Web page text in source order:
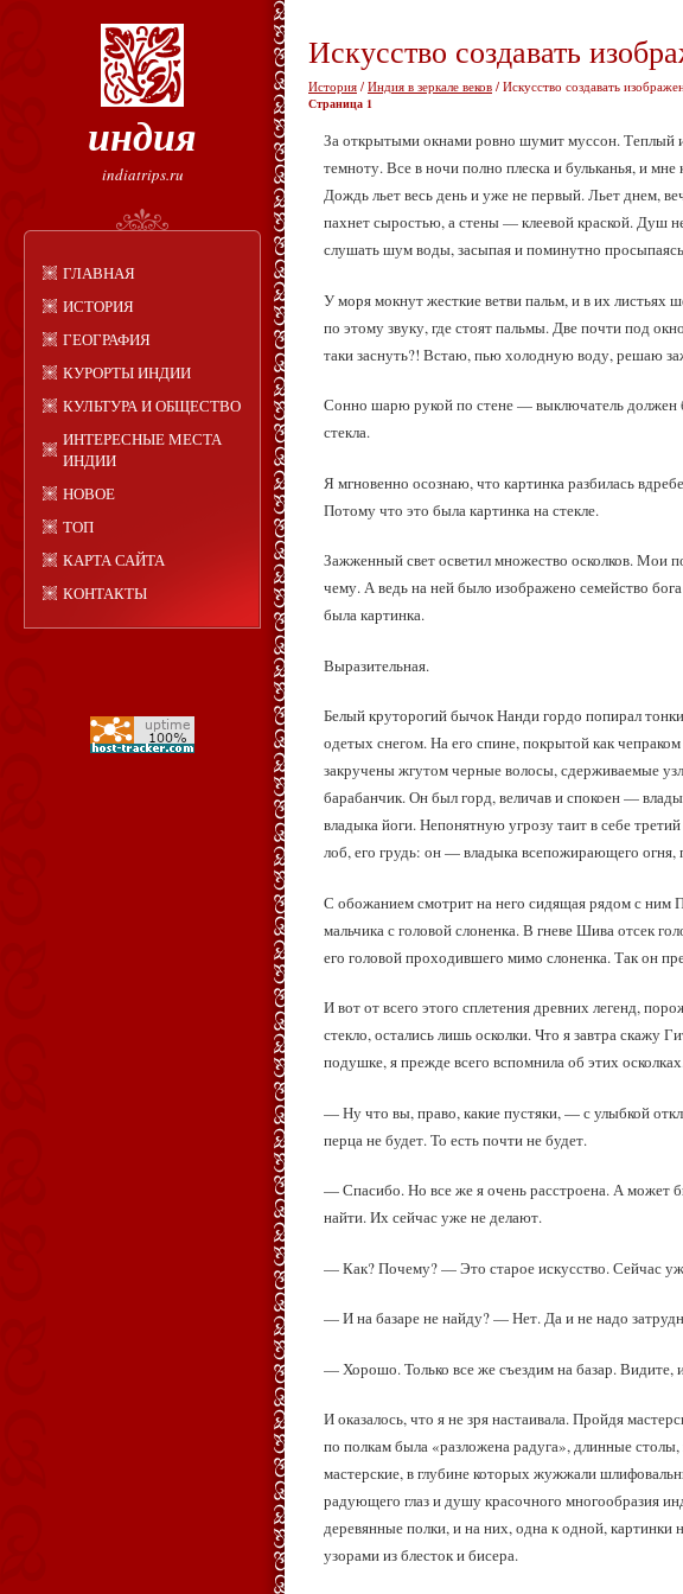
индия
indiatrips.ru
ГЛАВНАЯ
ИСТОРИЯ
ГЕОГРАФИЯ
КУРОРТЫ ИНДИИ
КУЛЬТУРА И ОБЩЕСТВО
ИНТЕРЕСНЫЕ МЕСТА
ИНДИИ
НОВОЕ
ТОП
КАРТА САЙТА
КОНТАКТЫ
Искусство создавать
История / Индия в зеркале веков / Искусство создавать
Страница 1
За открытыми окнами ровно шумит муссон. Теплый и
темноту. Все в ночи полно плеска и бульканья, и
Дождь льет весь день и уже не первый. Льет днем,
пахнет сыростью, а стены — клеевой краской. Душ
слушать шум воды, засыпая и поминутно
У моря мокнут жесткие ветви пальм, и в их
по этому звуку, где стоят пальмы. Две почти под
таки заснуть?! Встаю, пью холодную воду, решаю
Сонно шарю рукой по стене — выключатель должен
стекла.
Я мгновенно осознаю, что картинка разбилась
Потому что это была картинка на стекле.
Зажженный свет осветил множество осколков. Мои
чему. А ведь на ней было изображено семейство
была картинка.
Выразительная.
Белый круторогий бычок Нанди гордо попирал
одетых снегом. На его спине, покрытой как
закручены жгутом черные волосы, сдерживаемые
барабанчик. Он был горд, величав и спокоен —
владыка йоги. Непонятную угрозу таит в себе
лоб, его грудь: он — владыка всепожирающего огня,
С обожанием смотрит на него сидящая рядом с ним
мальчика с головой слоненка. В гневе Шива отсек
его головой проходившего мимо слоненка. Так он
И вот от всего этого сплетения древних легенд,
стекло, остались лишь осколки. Что я завтра
подушке, я прежде всего вспомнила об этих
— Ну что вы, право, какие пустяки, — с улыбкой
перца не будет. То есть почти не будет.
— Спасибо. Но все же я очень расстроена. А может
найти. Их сейчас уже не делают.
— Как? Почему? — Это старое искусство. Сейчас
— И на базаре не найду? — Нет. Да и не надо
— Хорошо. Только все же съездим на базар. Видите,
И оказалось, что я не зря настаивала. Пройдя
по полкам была «разложена радуга», длинные
мастерские, в глубине которых жужжали
радующего глаз и душу красочного многообразия
деревянные полки, и на них, одна к одной,
узорами из блесток и бисера.